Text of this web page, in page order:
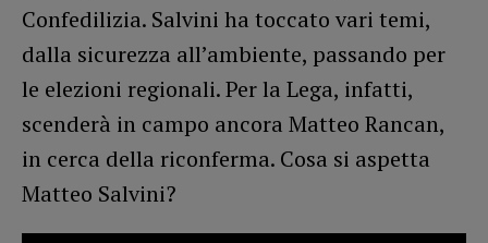
Confedilizia. Salvini ha toccato vari temi,
dalla sicurezza all’ambiente, passando per
le elezioni regionali. Per la Lega, infatti,
scenderà in campo ancora Matteo Rancan,
in cerca della riconferma. Cosa si aspetta
Matteo Salvini?